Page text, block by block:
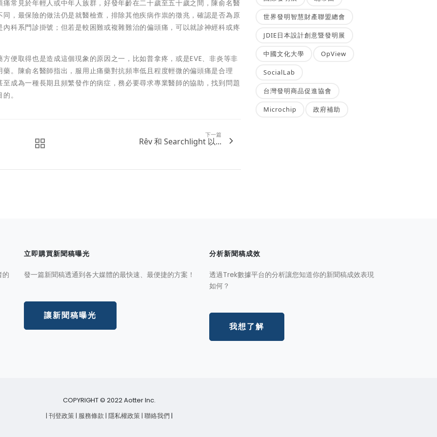
常見於年輕人或中年人族群，好發年齡在二十歲至五十歲之間，陳俞名醫
，最保險的做法仍是就醫檢查，排除其他疾病作祟的徵兆，確認是否為原
科系門診掛號；但若是較困難或複雜難治的偏頭痛，可以就診神經科或疼
便取得也是造成這個現象的原因之一，比如普拿疼，或是EVE、非炎等非
。陳俞名醫師指出，服用止痛藥對抗頻率低且程度輕微的偏頭痛是合理
成為一種長期且頻繁發作的病症，務必要尋求專業醫師的協助，找到問題
。
下一篇
Rêv 和 Searchlight 以...
世界發明智慧財產聯盟總會
JDIE日本設計創意暨發明展
中國文化大學 OpView
SocialLab
台灣發明商品促進協會
Microchip 政府補助
的
立即購買新聞稿曝光
發一篇新聞稿透通到各大媒體的最快速、最便捷的方案！
讓新聞稿曝光
分析新聞稿成效
透過Trek數據平台的分析讓您知道你的新聞稿成效表現
如何？
我想了解
COPYRIGHT © 2022 Aotter Inc.
| 刊登政策| 服務條款 | 隱私權政策| 聯絡我們 |